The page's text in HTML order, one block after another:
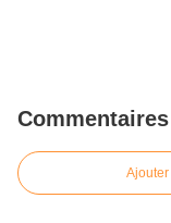
Commentaires